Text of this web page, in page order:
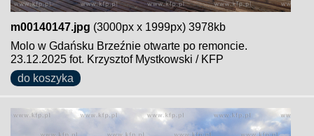
m00140147.jpg (3000px x 1999px) 3978kb
Molo w Gdańsku Brzeźnie otwarte po remoncie.
23.12.2025 fot. Krzysztof Mystkowski / KFP
do koszyka